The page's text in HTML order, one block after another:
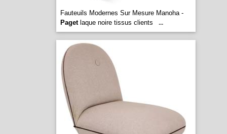
Fauteuils Modernes Sur Mesure Manoha -
Pagetlaque noire tissus clients ...